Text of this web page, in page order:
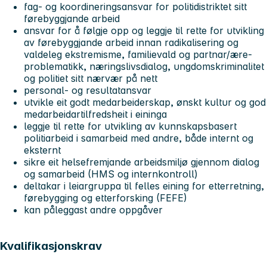
fag- og koordineringsansvar for politidistriktet sitt
førebyggjande arbeid
ansvar for å følgje opp og leggje til rette for utvikling
av førebyggjande arbeid innan radikalisering og
valdeleg ekstremisme, familievald og partnar/ære-
problematikk, næringslivsdialog, ungdomskriminalitet
og politiet sitt nærvær på nett
personal- og resultatansvar
utvikle eit godt medarbeiderskap, ønskt kultur og god
medarbeidartilfredsheit i eininga
leggje til rette for utvikling av kunnskapsbasert
politiarbeid i samarbeid med andre, både internt og
eksternt
sikre eit helsefremjande arbeidsmiljø gjennom dialog
og samarbeid (HMS og internkontroll)
deltakar i leiargruppa til felles eining for etterretning,
førebygging og etterforsking (FEFE)
kan påleggast andre oppgåver
Kvalifikasjonskrav